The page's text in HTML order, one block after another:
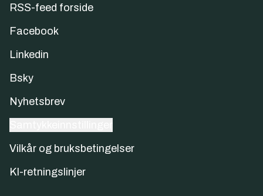
RSS-feed forside
Facebook
Linkedin
Bsky
Nyhetsbrev
Vilkår og bruksbetingelser
KI-retningslinjer